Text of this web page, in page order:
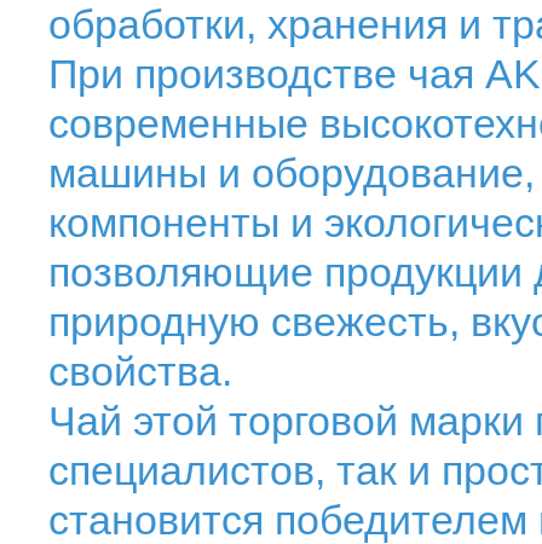
обработки, хранения и
При производстве чая
современные
машины и
компоненты и
позволяющие продукции
природную свежесть,
свойства.
Чай этой торговой
специалистов, так и
становится